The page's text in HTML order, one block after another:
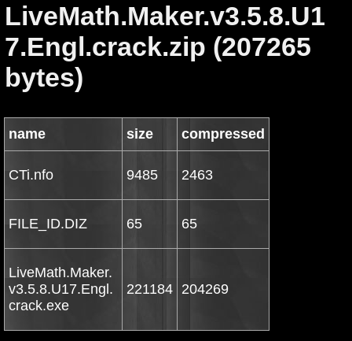
LiveMath.Maker.v3.5.8.U1
7.Engl.crack.zip (207265
bytes)
name size compressed
CTi.nfo 9485 2463
FILE_ID.DIZ 65 65
LiveMath.Maker.
v3.5.8.U17.Engl.
crack.exe
221184 204269